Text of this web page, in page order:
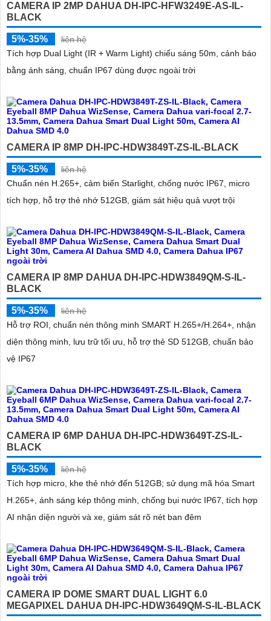
CAMERA IP 2MP DAHUA DH-IPC-HFW3249E-AS-IL-
BLACK
5%-35%
liên hệ
Tích hợp Dual Light (IR + Warm Light) chiếu sáng 50m, cảnh báo
bằng ánh sáng, chuẩn IP67 dùng được ngoài trời
CAMERA IP 8MP DH-IPC-HDW3849T-ZS-IL-BLACK
5%-35%
liên hệ
Chuẩn nén H.265+, cảm biến Starlight, chống nước IP67, micro
tích hợp, hỗ trợ thẻ nhớ 512GB, giám sát hiệu quả vượt trội
CAMERA IP 8MP DAHUA DH-IPC-HDW3849QM-S-IL-
BLACK
5%-35%
liên hệ
Hỗ trợ ROI, chuẩn nén thông minh SMART H.265+/H.264+, nhận
diện thông minh, lưu trữ tối ưu, hỗ trợ thẻ SD 512GB, chuẩn bảo
vệ IP67
CAMERA IP 6MP DAHUA DH-IPC-HDW3649T-ZS-IL-
BLACK
5%-35%
liên hệ
Tích hợp micro, khe thẻ nhớ đến 512GB; sử dụng mã hóa Smart
H.265+, ánh sáng kép thông minh, chống bụi nước IP67, tích hợp
AI nhận diện người và xe, giám sát rõ nét ban đêm
CAMERA IP DOME SMART DUAL LIGHT 6.0
MEGAPIXEL DAHUA DH-IPC-HDW3649QM-S-IL-BLACK